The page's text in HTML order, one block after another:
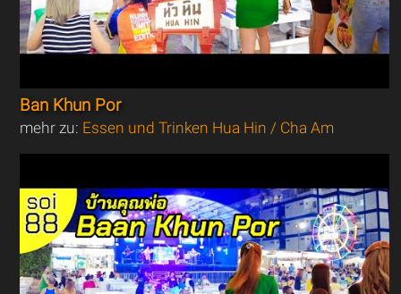
Ban Khun Por
mehr zu: Essen und Trinken Hua Hin / Cha Am